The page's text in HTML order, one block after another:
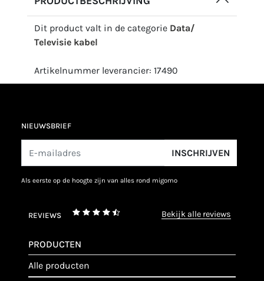
Dit product valt in de categorie Data/
Televisie kabel
Artikelnummer leverancier: 17490
NIEUWSBRIEF
INSCHRIJVEN
als eerste op de hoogte zijn van alles rond migomo
REVIEWS bekijk alle reviews
PRODUCTEN
alle producten